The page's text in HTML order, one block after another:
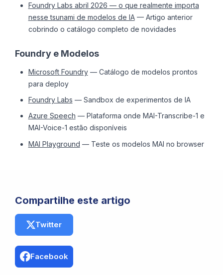
Foundry Labs abril 2026 — o que realmente importa
nesse tsunami de modelos de IA— Artigo anterior
cobrindo o catálogo completo de novidades
Foundry e Modelos
Microsoft Foundry— Catálogo de modelos prontos
para deploy
Foundry Labs — Sandbox de experimentos de IA
Azure Speech — Plataforma onde MAI-Transcribe-1 e
MAI-Voice-1 estão disponíveis
MAI Playground — Teste os modelos MAI no browser
Compartilhe este artigo
Twitter
Facebook